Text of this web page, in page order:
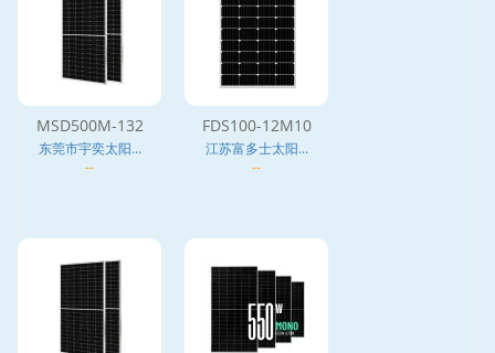
MSD500M-132
东莞市宇奕太阳...
--
FDS100-12M10
江苏富多士太阳...
--